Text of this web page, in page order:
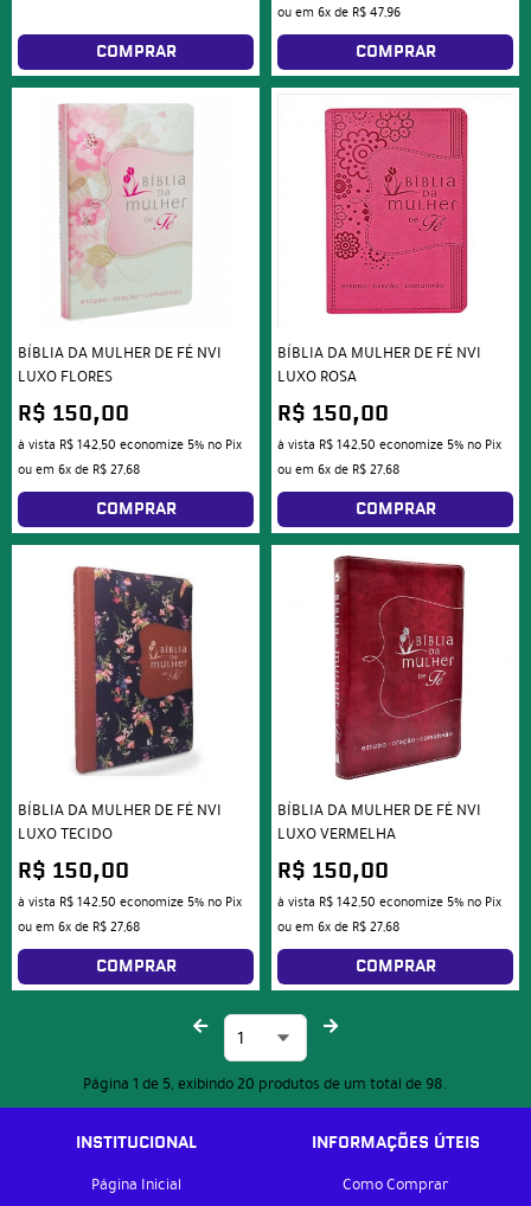
COMPRAR
ou em 6xde R$ 47,96
COMPRAR
BÍBLIA DA MULHER DE FÉ NVI
LUXO FLORES
R$ 150,00
à vista R$ 142,50 economize 5% no Pix
ou em 6xde R$ 27,68
COMPRAR
BÍBLIA DA MULHER DE FÉ NVI
LUXO ROSA
R$ 150,00
à vista R$ 142,50 economize 5% no Pix
ou em 6xde R$ 27,68
COMPRAR
BÍBLIA DA MULHER DE FÉ NVI
LUXO TECIDO
R$ 150,00
à vista R$ 142,50 economize 5% no Pix
ou em 6xde R$ 27,68
COMPRAR
BÍBLIA DA MULHER DE FÉ NVI
LUXO VERMELHA
R$ 150,00
à vista R$ 142,50 economize 5% no Pix
ou em 6xde R$ 27,68
COMPRAR
Página 1 de 5, exibindo 20 produtos de um total de 98.
INSTITUCIONAL
Página Inicial
INFORMAÇÕES ÚTEIS
Como Comprar